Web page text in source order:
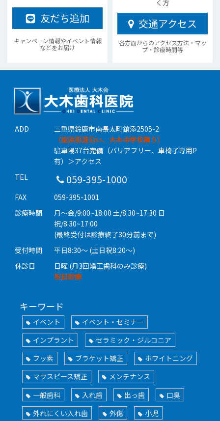
友だち追加
キャンペーン情報やイベント情報
などをお届け
く方
交通アクセス
各方面からのアクセス方法・マッ
プ・診療時間等
ADD
三重県鈴鹿市南長太町鎗添2505-2
（塩浜街道沿い、大木中学校隣り）
駐車場37台完備（バリアフリー、車椅子専用P
有） ＞アクセス
TEL
059-395-1000
FAX
059-395-1001
診療時間
月〜金/9:00~18:00 土/8:30~17:30 日
祝/8:30~17:00
(最終受付は診療終了30分前まで)
受付時間
平日8:30〜 (土日祝8:20〜)
休診日
日曜 (月3回矯正歯科のみ診療)
祝日診療
キーワード
イベント
イベント・セミナー
インプラント
セラミック・ジルコニア
フッ素
ブラケット矯正
ホワイトニング
マウスピース矯正
メンテナンス
一般歯科
入れ歯 出っ歯
口臭
外れにくい入れ歯
外傷
小児